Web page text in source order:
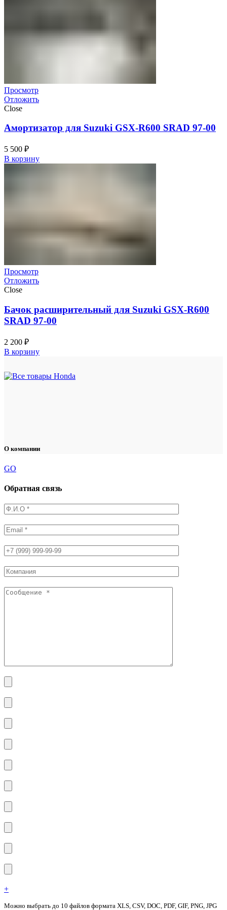
Просмотр
Отложить
Close
Амортизатор для Suzuki GSX-R600 SRAD 97-00
5 500 ₽
В корзину
Просмотр
Отложить
Close
Бачок расширительный для Suzuki GSX-R600
SRAD 97-00
2 200 ₽
В корзину
О компании
GO
Обратная связь
+
Можно выбрать до 10 файлов формата XLS, CSV, DOC, PDF, GIF, PNG, JPG